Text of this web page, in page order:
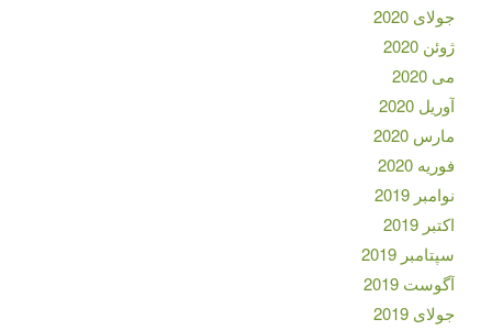
جولای 2020
ژوئن 2020
می 2020
آوریل 2020
مارس 2020
فوریه 2020
نوامبر 2019
اکتبر 2019
سپتامبر 2019
آگوست 2019
جولای 2019